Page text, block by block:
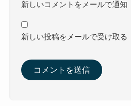
新しいコメントをメールで通知
新しい投稿をメールで受け取る